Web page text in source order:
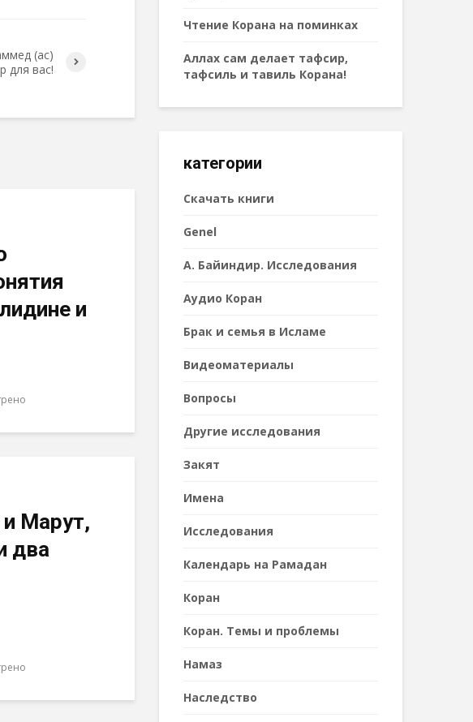
(ас)
для вас!
и
и Марут,
два
Чтение Корана на поминках
Аллах сам делает тафсир,
тафсиль и тавиль Корана!
категории
Cкачать книги
Genel
А. Байиндир. Исследования
Аудио Коран
Брак и семья в Исламе
Видеоматериалы
Вопросы
Другие исследования
Закят
Имена
Исследования
Календарь на Рамадан
Коран
Коран. Темы и проблемы
Намаз
Наследствo